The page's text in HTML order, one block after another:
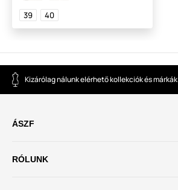
39 40
Kizárólag nálunk elérhető kollekciók és márkák
ÁSZF
RÓLUNK